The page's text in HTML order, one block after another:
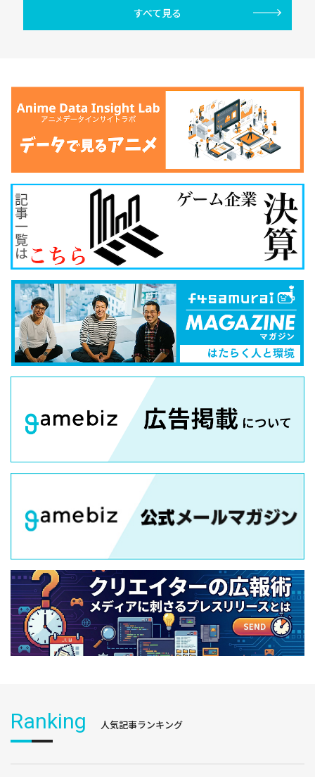
すべて見る
Ranking 人気記事ランキング